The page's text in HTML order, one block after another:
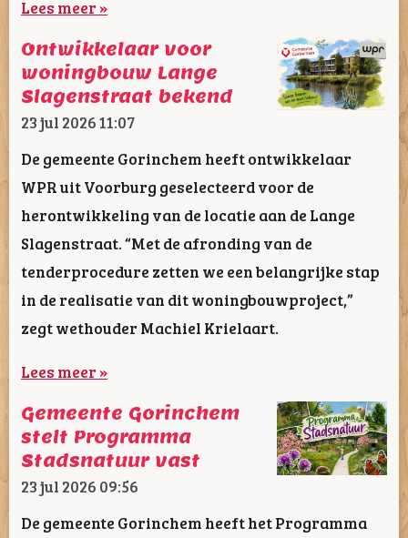
Lees meer »
Ontwikkelaar voor
woningbouw Lange
Slagenstraat bekend
23 jul 202611:07
De gemeente Gorinchem heeft ontwikkelaar
WPR uit Voorburg geselecteerd voor de
herontwikkeling van de locatie aan de Lange
Slagenstraat. “Met de afronding van de
tenderprocedure zetten we een belangrijke stap
in de realisatie van dit woningbouwproject,”
zegt wethouder Machiel Krielaart.
Lees meer »
Gemeente Gorinchem
stelt Programma
Stadsnatuur vast
23 jul 2026 09:56
De gemeente Gorinchem heeft het Programma